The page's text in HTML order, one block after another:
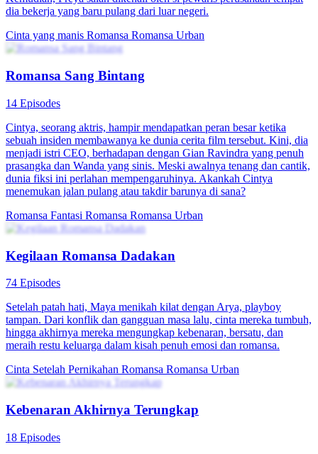
dia bekerja yang baru pulang dari luar negeri.
Cinta yang manis Romansa Romansa Urban
Romansa Sang Bintang
14 Episodes
Cintya, seorang aktris, hampir mendapatkan peran besar ketika
sebuah insiden membawanya ke dunia cerita film tersebut. Kini, dia
menjadi istri CEO, berhadapan dengan Gian Ravindra yang penuh
prasangka dan Wanda yang sinis. Meski awalnya tenang dan cantik,
dunia fiksi ini perlahan mempengaruhinya. Akankah Cintya
menemukan jalan pulang atau takdir barunya di sana?
Romansa Fantasi Romansa Romansa Urban
Kegilaan Romansa Dadakan
74 Episodes
Setelah patah hati, Maya menikah kilat dengan Arya, playboy
tampan. Dari konflik dan gangguan masa lalu, cinta mereka tumbuh,
hingga akhirnya mereka mengungkap kebenaran, bersatu, dan
meraih restu keluarga dalam kisah penuh emosi dan romansa.
Cinta Setelah Pernikahan Romansa Romansa Urban
Kebenaran Akhirnya Terungkap
18 Episodes